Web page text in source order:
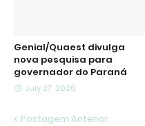
Genial/Quaest divulga
nova pesquisa para
governador do Paraná
July 27, 2026
Postagem Anterior